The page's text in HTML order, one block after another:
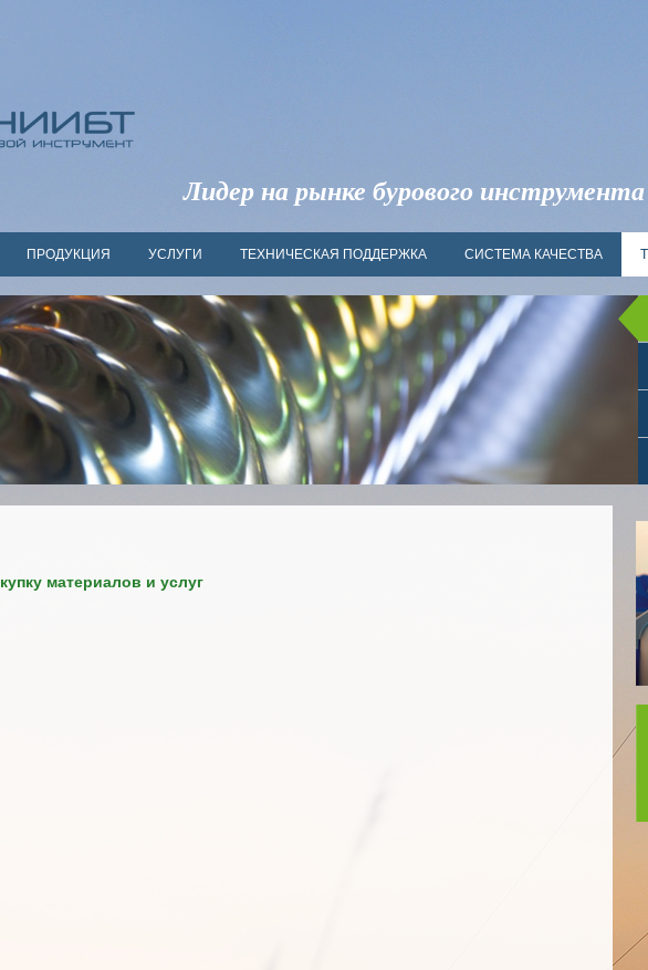
Лидер на рынке бурового инструмента
ПРОДУКЦИЯ УСЛУГИ ТЕХНИЧЕСКАЯ ПОДДЕРЖКА СИСТЕМА КАЧЕСТВА
материалов и услуг